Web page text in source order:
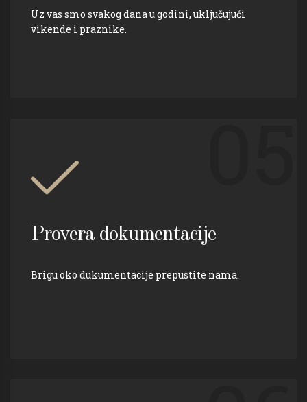
Uz vas smo svakog dana u godini, uključujući
vikende i praznike.
Provera dokumentacije
Brigu oko dukumentacije prepustite nama.